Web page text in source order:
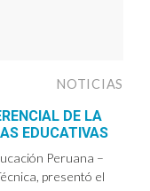
NOTICIAS
DE LA
EDUCATIVAS
Peruana –
presentó el